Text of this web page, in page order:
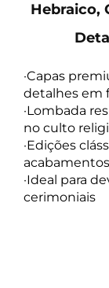
Hebraico,
·Capas
detalhes em
·Lombada
no culto
·Edições
·Ideal para
cerimoniais